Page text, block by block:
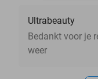
Ultrabeauty
Bedankt voor je
weer